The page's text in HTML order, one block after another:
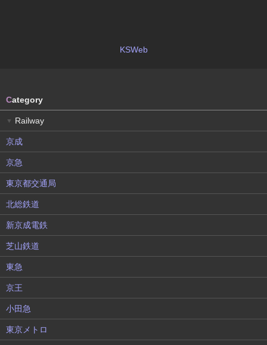
KSWeb
Category
▼ Railway
京成
京急
東京都交通局
北総鉄道
新京成電鉄
芝山鉄道
東急
京王
小田急
東京メトロ